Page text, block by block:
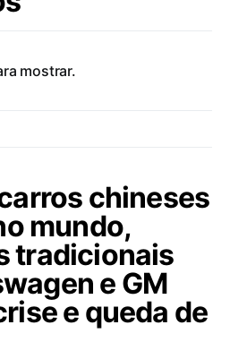
mostrar.
chineses
mundo,
tradicionais
e GM
e queda de